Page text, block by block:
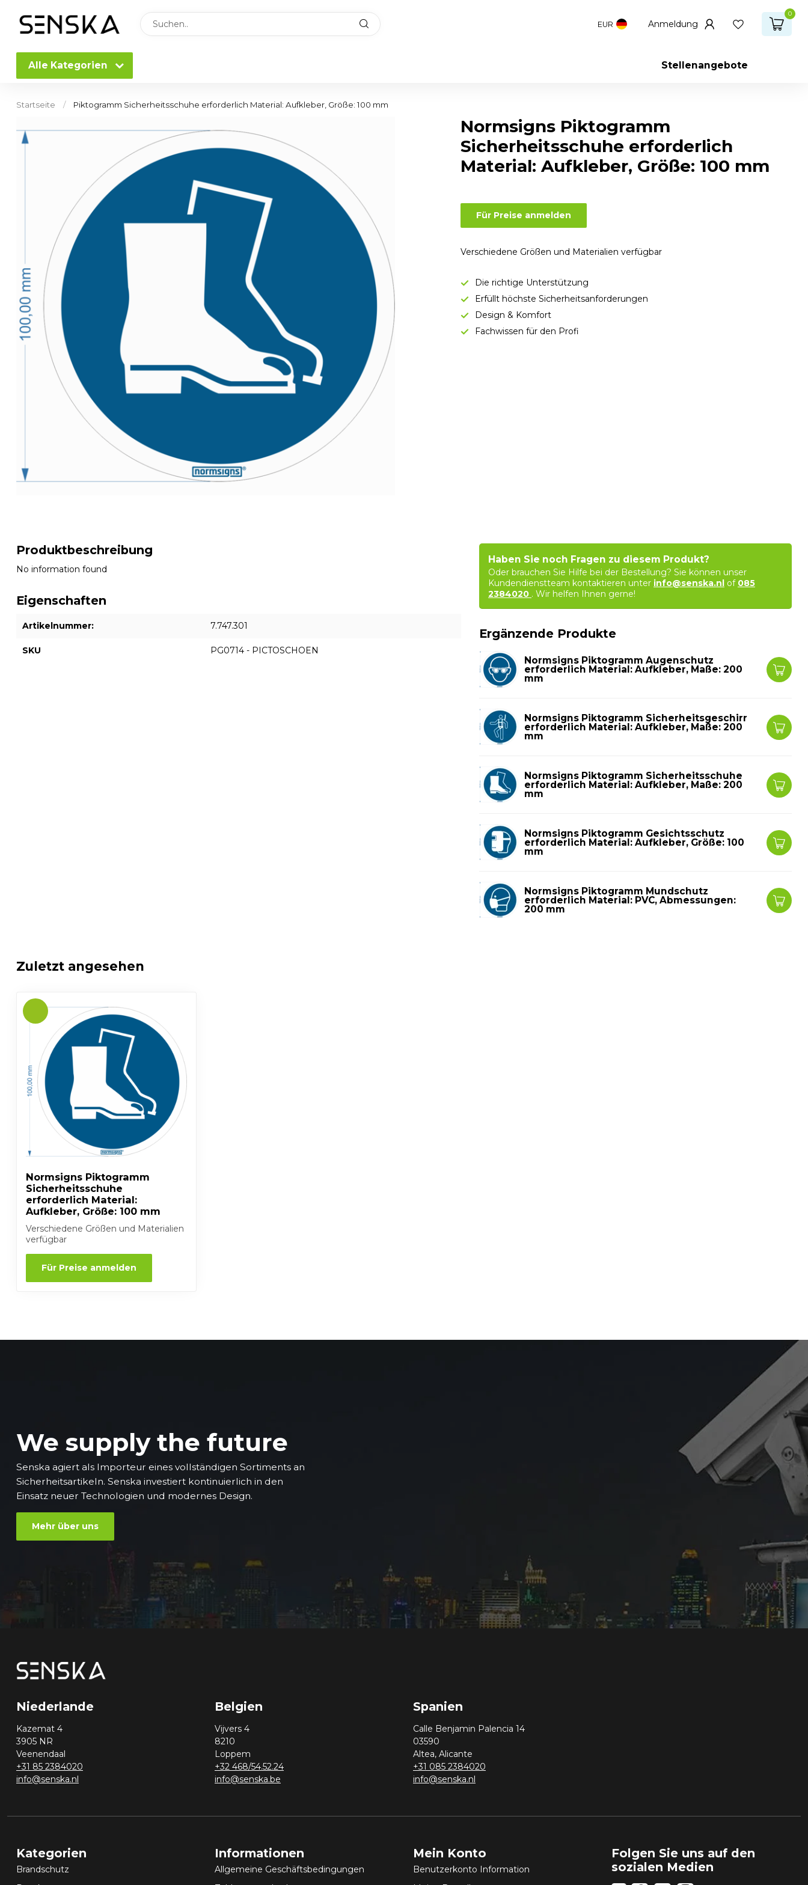
EUR Anmeldung
0
Alle Kategorien Stellenangebote
Startseite / Piktogramm Sicherheitsschuhe erforderlich Material: Aufkleber, Größe: 100 mm
Normsigns Piktogramm
Sicherheitsschuhe erforderlich
Material: Aufkleber, Größe: 100 mm
Für Preise anmelden
Verschiedene Größen und Materialien verfügbar
Die richtige Unterstützung
Erfüllt höchste Sicherheitsanforderungen
Design & Komfort
Fachwissen für den Profi
Produktbeschreibung
No information found
Eigenschaften
Artikelnummer: 7.747.301
SKU PG0714 - PICTOSCHOEN
Haben Sie noch Fragen zu diesem Produkt?
Oder brauchen Sie Hilfe bei der Bestellung? Sie können unser
Kundendienstteam kontaktieren unter info@senska.nl of 085
2384020 . Wir helfen Ihnen gerne!
Ergänzende Produkte
Normsigns Piktogramm Augenschutz
erforderlich Material: Aufkleber, Maße: 200
mm
Normsigns Piktogramm Sicherheitsgeschirr
erforderlich Material: Aufkleber, Maße: 200
mm
Normsigns Piktogramm Sicherheitsschuhe
erforderlich Material: Aufkleber, Maße: 200
mm
Normsigns Piktogramm Gesichtsschutz
erforderlich Material: Aufkleber, Größe: 100
mm
Normsigns Piktogramm Mundschutz
erforderlich Material: PVC, Abmessungen:
200 mm
Zuletzt angesehen
Normsigns Piktogramm
Sicherheitsschuhe
erforderlich Material:
Aufkleber, Größe: 100 mm
Verschiedene Größen und Materialien
verfügbar
Für Preise anmelden
We supply the future
Senska agiert als Importeur eines vollständigen Sortiments an
Sicherheitsartikeln. Senska investiert kontinuierlich in den
Einsatz neuer Technologien und modernes Design.
Mehr über uns
Niederlande
Kazemat 4
3905 NR
Veenendaal
+31 85 2384020
info@senska.nl
Belgien
Vijvers 4
8210
Loppem
+32 468/54.52.24
info@senska.be
Spanien
Calle Benjamin Palencia 14
03590
Altea, Alicante
+31 085 2384020
info@senska.nl
Kategorien
Brandschutz
Informationen
Allgemeine Geschäftsbedingungen
Mein Konto
Benutzerkonto Information
Folgen Sie uns auf den
sozialen Medien